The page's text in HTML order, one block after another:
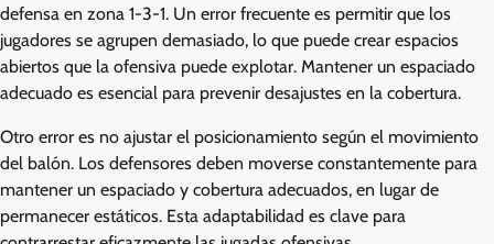
defensa en zona 1-3-1. Un error frecuente es permitir que los
jugadores se agrupen demasiado, lo que puede crear espacios
abiertos que la ofensiva puede explotar. Mantener un espaciado
adecuado es esencial para prevenir desajustes en la cobertura.
Otro error es no ajustar el posicionamiento según el movimiento
del balón. Los defensores deben moverse constantemente para
mantener un espaciado y cobertura adecuados, en lugar de
permanecer estáticos. Esta adaptabilidad es clave para